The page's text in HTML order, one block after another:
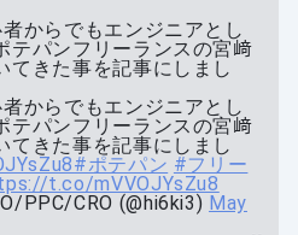
からでもエンジニアとし
テパンフリーランスの宮﨑
てきた事を記事にしまし
からでもエンジニアとし
テパンフリーランスの宮﨑
てきた事を記事にしまし
#ポテパン #フリー
t.co/mVVOJYsZu8
PPC/CRO (@hi6ki3) May